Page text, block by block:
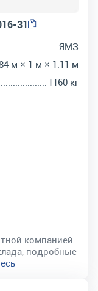
31
ЯМЗ
м × 1 м × 1.11 м
1160 кг
компанией
подробные